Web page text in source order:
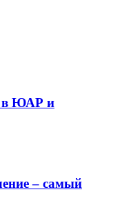
в ЮАР и
– самый